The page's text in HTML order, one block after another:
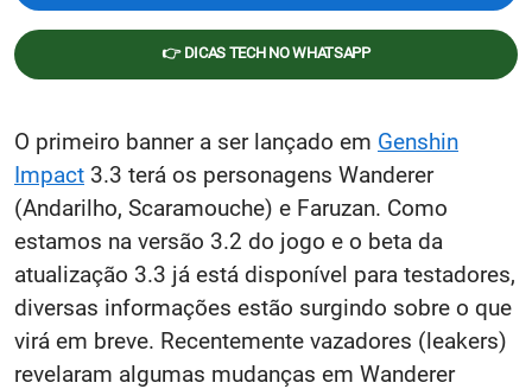
👉 DICAS TECH NO WHATSAPP
O primeiro banner a ser lançado em Genshin
Impact 3.3 terá os personagens Wanderer
(Andarilho, Scaramouche) e Faruzan. Como
estamos na versão 3.2 do jogo e o beta da
atualização 3.3 já está disponível para testadores,
diversas informações estão surgindo sobre o que
virá em breve. Recentemente vazadores (leakers)
revelaram algumas mudanças em Wanderer